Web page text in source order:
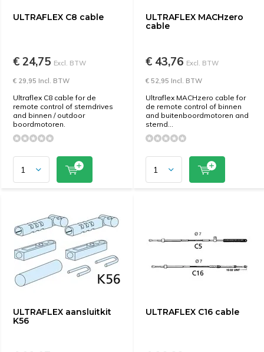
ULTRAFLEX C8 cable
€ 24,75 Excl. BTW
€ 29,95 Incl. BTW
Ultraflex C8 cable for de
remote control of sterndrives
and binnen / outdoor
boordmotoren.
ULTRAFLEX MACHzero
cable
€ 43,76 Excl. BTW
€ 52,95 Incl. BTW
Ultraflex MACHzero cable for
de remote control of binnen
and buitenboordmotoren and
sternd...
ULTRAFLEX aansluitkit
K56
ULTRAFLEX C16 cable